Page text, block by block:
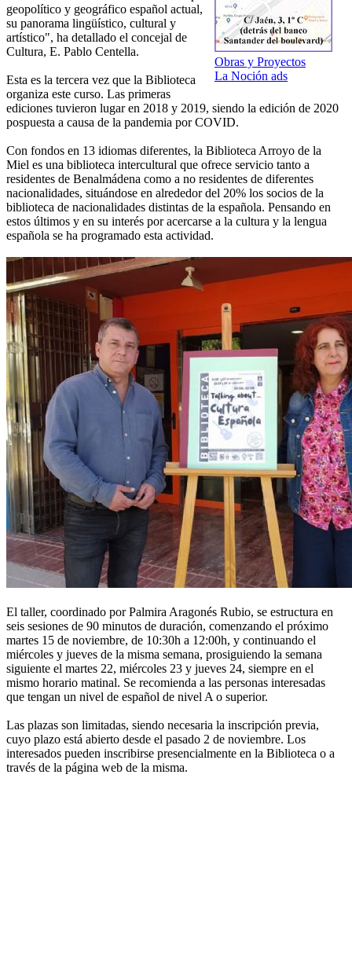
Obras y Proyectos
La Noción ads
geopolítico y geográfico español actual,
su panorama lingüístico, cultural y
artístico", ha detallado el concejal de
Cultura, E. Pablo Centella.
Esta es la tercera vez que la Biblioteca
organiza este curso. Las primeras
ediciones tuvieron lugar en 2018 y 2019, siendo la edición de 2020
pospuesta a causa de la pandemia por COVID.
Con fondos en 13 idiomas diferentes, la Biblioteca Arroyo de la
Miel es una biblioteca intercultural que ofrece servicio tanto a
residentes de Benalmádena como a no residentes de diferentes
nacionalidades, situándose en alrededor del 20% los socios de la
biblioteca de nacionalidades distintas de la española. Pensando en
estos últimos y en su interés por acercarse a la cultura y la lengua
española se ha programado esta actividad.
El taller, coordinado por Palmira Aragonés Rubio, se estructura en
seis sesiones de 90 minutos de duración, comenzando el próximo
martes 15 de noviembre, de 10:30h a 12:00h, y continuando el
miércoles y jueves de la misma semana, prosiguiendo la semana
siguiente el martes 22, miércoles 23 y jueves 24, siempre en el
mismo horario matinal. Se recomienda a las personas interesadas
que tengan un nivel de español de nivel A o superior.
Las plazas son limitadas, siendo necesaria la inscripción previa,
cuyo plazo está abierto desde el pasado 2 de noviembre. Los
interesados pueden inscribirse presencialmente en la Biblioteca o a
través de la página web de la misma.